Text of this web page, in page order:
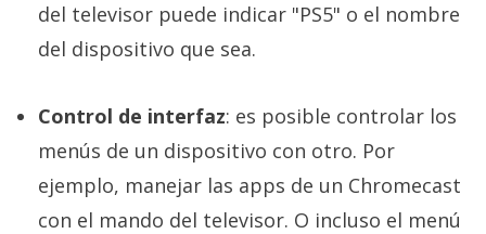
del televisor puede indicar "PS5" o el nombre
del dispositivo que sea.
Control de interfaz: es posible controlar los
menús de un dispositivo con otro. Por
ejemplo, manejar las apps de un Chromecast
con el mando del televisor. O incluso el menú